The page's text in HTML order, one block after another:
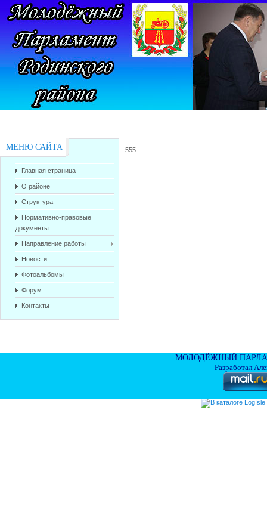
МЕНЮ САЙТА
Главная страница
О районе
Структура
Нормативно-правовые
документы
Направление работы
Новости
Фотоальбомы
Форум
Контакты
555
МОЛОДЁЖНЫЙ
Разработал